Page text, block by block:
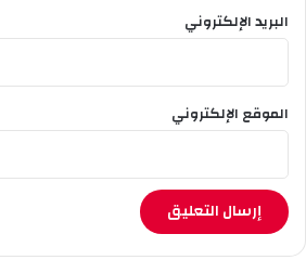
البريد الإلكتروني
الموقع الإلكتروني